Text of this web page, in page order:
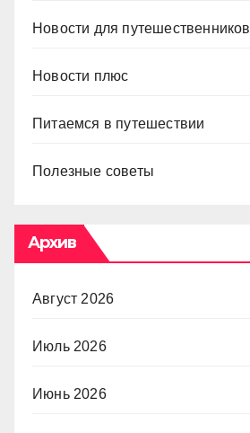
Новости для путешественников
Новости плюс
Питаемся в путешествии
Полезные советы
Архив
Август 2026
Июль 2026
Июнь 2026